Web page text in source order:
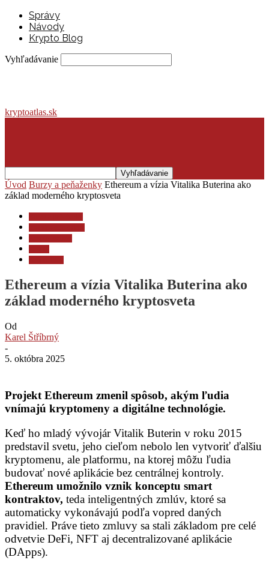
Správy
Návody
Krypto Blog
Vyhľadávanie
kryptoatlas.sk
Úvod Burzy a peňaženky Ethereum a vízia Vitalika Buterina ako
základ moderného kryptosveta
Ethereum a vízia Vitalika Buterina ako
základ moderného kryptosveta
Od
Karel Štříbrný
-
5. októbra 2025
Projekt Ethereum zmenil spôsob, akým ľudia
vnímajú kryptomeny a digitálne technológie.
Keď ho mladý vývojár Vitalik Buterin v roku 2015
predstavil svetu, jeho cieľom nebolo len vytvoriť ďalšiu
kryptomenu, ale platformu, na ktorej môžu ľudia
budovať nové aplikácie bez centrálnej kontroly.
Ethereum umožnilo vznik konceptu smart
kontraktov, teda inteligentných zmlúv, ktoré sa
automaticky vykonávajú podľa vopred daných
pravidiel. Práve tieto zmluvy sa stali základom pre celé
odvetvie DeFi, NFT aj decentralizované aplikácie
(DApps).